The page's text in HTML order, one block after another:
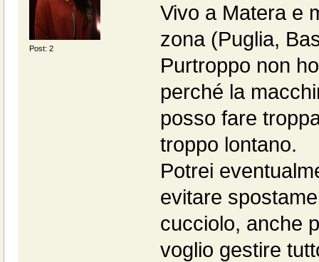
Post: 2
Vivo a Matera e
zona (Puglia,
Purtroppo non
perché la
posso fare
troppo lontano.
Potrei
evitare
cucciolo, anche
voglio gestire